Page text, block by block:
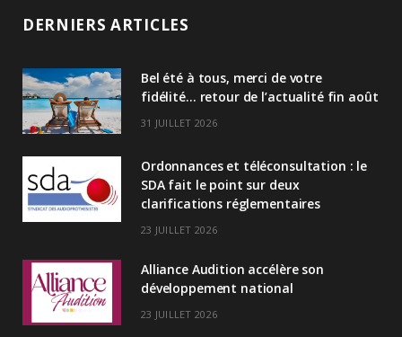
e
n
DERNIERS ARTICLES
Bel été à tous, merci de votre
fidélité… retour de l’actualité fin août
31 JUILLET 2026
Ordonnances et téléconsultation : le
SDA fait le point sur deux
clarifications réglementaires
23 JUILLET 2026
Alliance Audition accélère son
développement national
23 JUILLET 2026